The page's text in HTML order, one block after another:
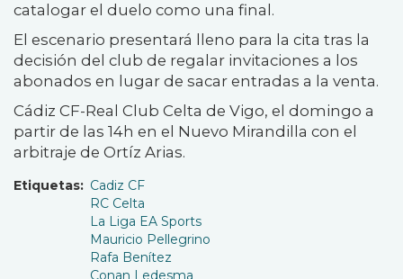
catalogar el duelo como una final.
El escenario presentará lleno para la cita tras la
decisión del club de regalar invitaciones a los
abonados en lugar de sacar entradas a la venta.
Cádiz CF-Real Club Celta de Vigo, el domingo a
partir de las 14h en el Nuevo Mirandilla con el
arbitraje de Ortíz Arias.
Etiquetas
Cadiz CF
RC Celta
La Liga EA Sports
Mauricio Pellegrino
Rafa Benítez